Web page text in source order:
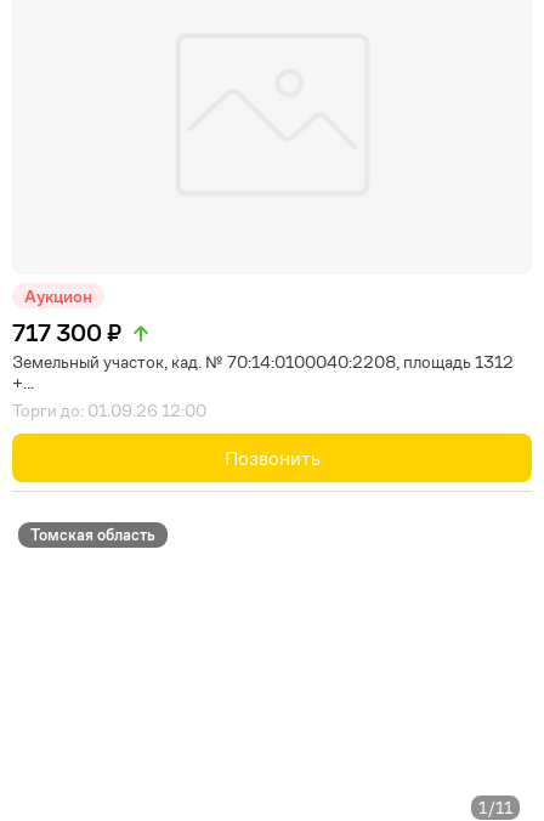
Аукцион
717 300 ₽
Земельный участок, кад. № 70:14:0100040:2208, площадь 1312
+...
Торги до: 01.09.26 12:00
Позвонить
Томская область
1/11